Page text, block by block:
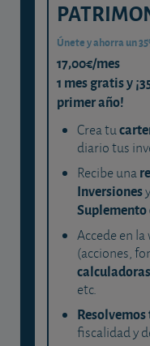
Únete y ahorra un
17,00€/mes
1 mes gratis y
primer año!
Crea tu
diario tus
Recibe una
Inversiones
Suplemento
Accede en
(acciones,
calculadoras
etc.
fiscalidad y